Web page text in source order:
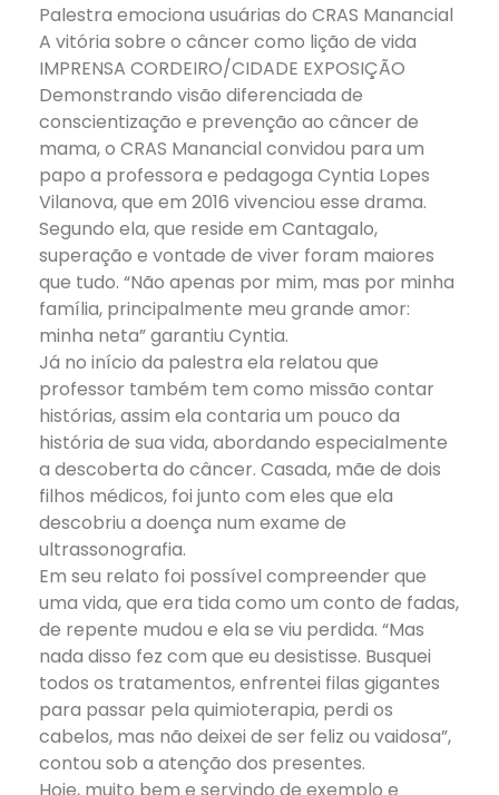
Palestra emociona usuárias do CRAS Manancial
A vitória sobre o câncer como lição de vida
IMPRENSA CORDEIRO/CIDADE EXPOSIÇÃO
Demonstrando visão diferenciada de
conscientização e prevenção ao câncer de
mama, o CRAS Manancial convidou para um
papo a professora e pedagoga Cyntia Lopes
Vilanova, que em 2016 vivenciou esse drama.
Segundo ela, que reside em Cantagalo,
superação e vontade de viver foram maiores
que tudo. “Não apenas por mim, mas por minha
família, principalmente meu grande amor:
minha neta” garantiu Cyntia.
Já no início da palestra ela relatou que
professor também tem como missão contar
histórias, assim ela contaria um pouco da
história de sua vida, abordando especialmente
a descoberta do câncer. Casada, mãe de dois
filhos médicos, foi junto com eles que ela
descobriu a doença num exame de
ultrassonografia.
Em seu relato foi possível compreender que
uma vida, que era tida como um conto de fadas,
de repente mudou e ela se viu perdida. “Mas
nada disso fez com que eu desistisse. Busquei
todos os tratamentos, enfrentei filas gigantes
para passar pela quimioterapia, perdi os
cabelos, mas não deixei de ser feliz ou vaidosa”,
contou sob a atenção dos presentes.
Hoje, muito bem e servindo de exemplo e